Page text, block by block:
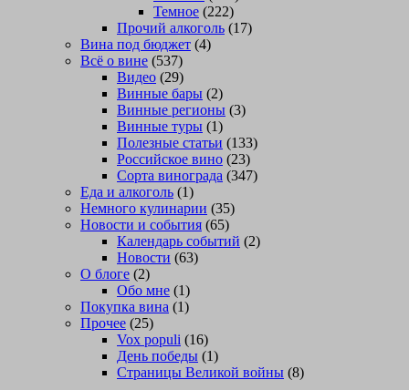
Темное (222)
Прочий алкоголь (17)
Вина под бюджет (4)
Всё о вине (537)
Видео (29)
Винные бары (2)
Винные регионы (3)
Винные туры (1)
Полезные статьи (133)
Российское вино (23)
Сорта винограда (347)
Еда и алкоголь (1)
Немного кулинарии (35)
Новости и события (65)
Календарь событий (2)
Новости (63)
О блоге (2)
Обо мне (1)
Покупка вина (1)
Прочее (25)
Vox populi (16)
День победы (1)
Страницы Великой войны (8)